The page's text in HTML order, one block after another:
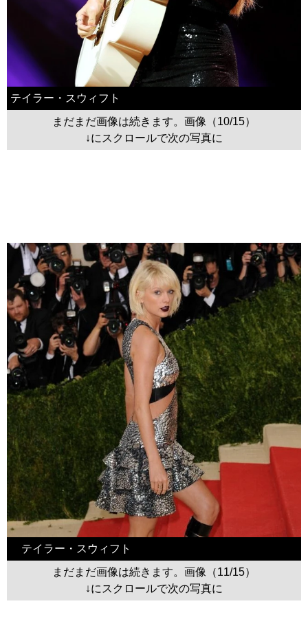
テイラー・スウィフト
まだまだ画像は続きます。画像（10/15）
↓にスクロールで次の写真に
テイラー・スウィフト
まだまだ画像は続きます。画像（11/15）
↓にスクロールで次の写真に